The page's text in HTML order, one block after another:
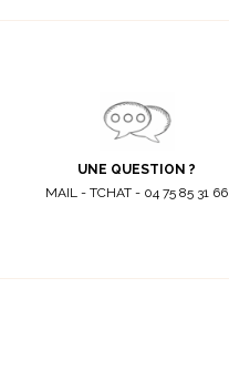
UNE QUESTION ?
MAIL - TCHAT - 04 75 85 31 66